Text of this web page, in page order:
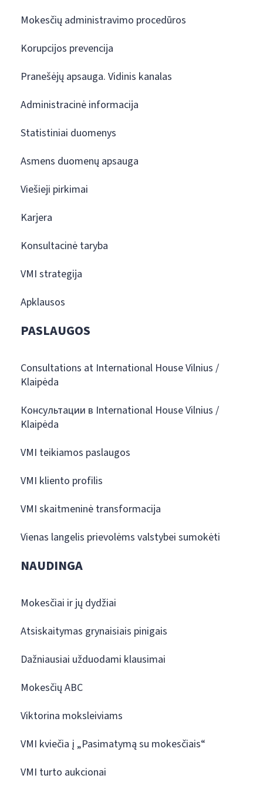
Mokesčių administravimo procedūros
Korupcijos prevencija
Pranešėjų apsauga. Vidinis kanalas
Administracinė informacija
Statistiniai duomenys
Asmens duomenų apsauga
Viešieji pirkimai
Karjera
Konsultacinė taryba
VMI strategija
Apklausos
PASLAUGOS
Consultations at International House Vilnius /
Klaipėda
Консультации в International House Vilnius /
Klaipėda
VMI teikiamos paslaugos
VMI kliento profilis
VMI skaitmeninė transformacija
Vienas langelis prievolėms valstybei sumokėti
NAUDINGA
Mokesčiai ir jų dydžiai
Atsiskaitymas grynaisiais pinigais
Dažniausiai užduodami klausimai
Mokesčių ABC
Viktorina moksleiviams
VMI kviečia į „Pasimatymą su mokesčiais“
VMI turto aukcionai